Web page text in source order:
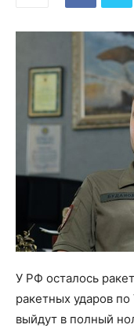
У РФ осталось
ракетных ударов
выйдут в полный